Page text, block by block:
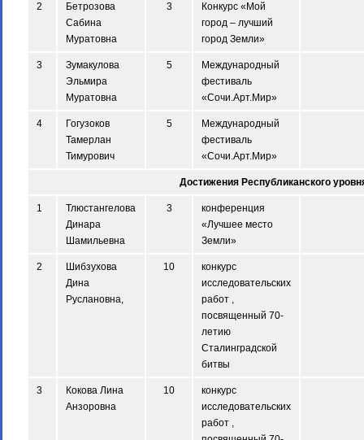
2
Бетрозова
Сабина
Муратовна
3
Конкурс «Мой
город – лучший
город Земли»
3
Зумакулова
Эльмира
Муратовна
5
Международный
фестиваль
«Сочи.Арт.Мир»
4
Гогузоков
Тамерлан
Тимурович
5
Международный
фестиваль
«Сочи.Арт.Мир»
Достижения Республиканского
1
Тлюстангелова
Динара
Шамильевна
3
конференция
«Лучшее место
Земли»
2
Шибзухова
Дина
Руслановна,
10
конкурс
исследовательских
работ ,
посвященный 70-
летию
Сталинградской
битвы
3
Кокова Лина
Анзоровна
10
конкурс
исследовательских
работ ,